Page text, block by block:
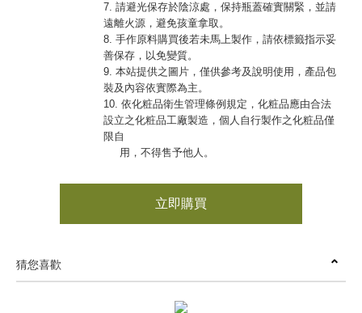
7. 請避光保存於陰涼處，保持瓶蓋確實關緊，並請
遠離火源，避免孩童拿取。
8. 手作原料購買後若未馬上製作，請依標籤指示妥
善保存，以免變質。
9. 本站提供之圖片，僅供參考及說明使用，產品包
裝及內容依實際為主。
10. 依化粧品衛生管理條例規定，化粧品應由合法
設立之化粧品工廠製造，個人自行製作之化粧品僅
限自
用，不得售予他人。
立即購買
猜您喜歡